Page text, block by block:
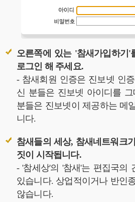
오른쪽에 있는 '참새가입하기
로그인 해 주세요.
- 참새회원 인증은 진보넷 인
신 분들은 진보넷 아이디를
분들은 진보넷이 제공하는 메
니다.
참새들의 세상, 참새네트워크
짓이 시작됩니다.
- '참세상'의 '참새'는 편집국의
있습니다. 상업적이거나 반인
않습니다.